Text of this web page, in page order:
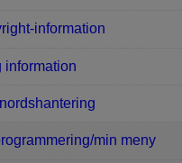
information
information
min meny